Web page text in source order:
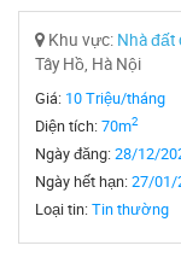
Khu vực: Nhà đất
Tây Hồ, Hà Nội
Giá: 10 Triệu/tháng
Diện tích:70m2
Ngày đăng:28/12/
Ngày hết hạn:27/01/
Loại tin:Tin thường